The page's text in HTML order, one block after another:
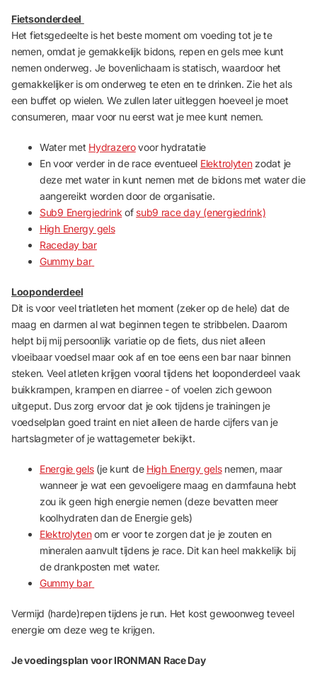
Fietsonderdeel
Het fietsgedeelte is het beste moment om voeding tot je te
nemen, omdat je gemakkelijk bidons, repen en gels mee kunt
nemen onderweg. Je bovenlichaam is statisch, waardoor het
gemakkelijker is om onderweg te eten en te drinken. Zie het als
een buffet op wielen. We zullen later uitleggen hoeveel je moet
consumeren, maar voor nu eerst wat je mee kunt nemen.
Water met Hydrazerovoor hydratatie
En voor verder in de race eventueel Elektrolytenzodat je
deze met water in kunt nemen met de bidons met water die
aangereikt worden door de organisatie.
Sub9 Energiedrink of sub9 race day (energiedrink)
High Energy gels
Raceday bar
Gummy bar
Looponderdeel
Dit is voor veel triatleten het moment (zeker op de hele) dat de
maag en darmen al wat beginnen tegen te stribbelen. Daarom
helpt bij mij persoonlijk variatie op de fiets, dus niet alleen
vloeibaar voedsel maar ook af en toe eens een bar naar binnen
steken. Veel atleten krijgen vooral tijdens het looponderdeel vaak
buikkrampen, krampen en diarree - of voelen zich gewoon
uitgeput. Dus zorg ervoor dat je ook tijdens je trainingen je
voedselplan goed traint en niet alleen de harde cijfers van je
hartslagmeter of je wattagemeter bekijkt.
Energie gels(je kunt de High Energy gelsnemen, maar
wanneer je wat een gevoeligere maag en darmfauna hebt
zou ik geen high energie nemen (deze bevatten meer
koolhydraten dan de Energie gels)
Elektrolytenom er voor te zorgen dat je je zouten en
mineralen aanvult tijdens je race. Dit kan heel makkelijk bij
de drankposten met water.
Gummy bar
Vermijd (harde)repen tijdens je run. Het kost gewoonweg teveel
energie om deze weg te krijgen.
Je voedingsplan voor IRONMAN Race Day